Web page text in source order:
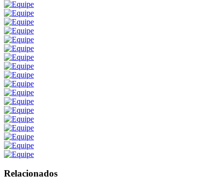
Relacionados